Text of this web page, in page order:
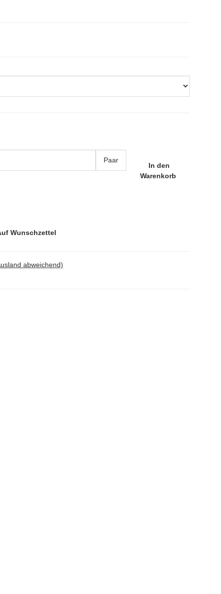
Wunschzettel
Paar
In den
Warenkorb
abweichend)